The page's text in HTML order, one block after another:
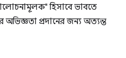
হিসাবে ভাবতে
অভিজ্ঞতা প্রদানের জন্য অত্যন্ত